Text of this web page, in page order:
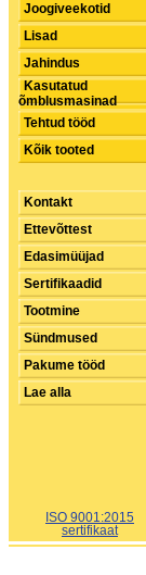
Joogiveekotid
Lisad
Jahindus
Kasutatud
õmblusmasinad
Tehtud tööd
Kõik tooted
Kontakt
Ettevõttest
Edasimüüjad
Sertifikaadid
Tootmine
Sündmused
Pakume tööd
Lae alla
ISO 9001:2015
sertifikaat